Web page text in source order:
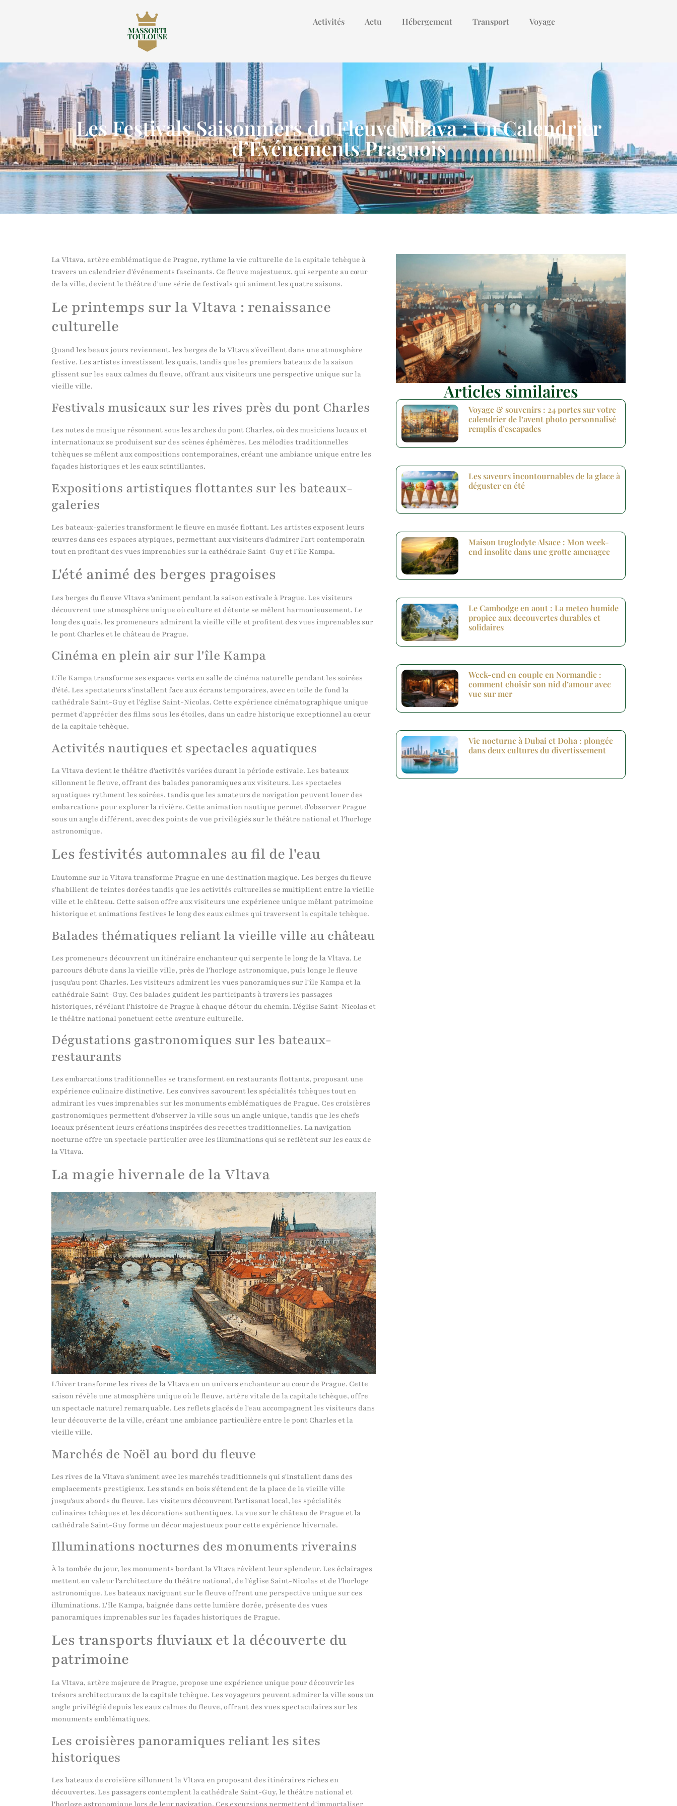
Activités Actu Hébergement Transport Voyage
Les Festivals Saisonniers du Fleuve Vltava : Un Calendrier
d’Événements Praguois
La Vltava, artère emblématique de Prague, rythme la vie culturelle de la capitale tchèque à
travers un calendrier d'événements fascinants. Ce fleuve majestueux, qui serpente au cœur
de la ville, devient le théâtre d'une série de festivals qui animent les quatre saisons.
Le printemps sur la Vltava : renaissance
culturelle
Quand les beaux jours reviennent, les berges de la Vltava s'éveillent dans une atmosphère
festive. Les artistes investissent les quais, tandis que les premiers bateaux de la saison
glissent sur les eaux calmes du fleuve, offrant aux visiteurs une perspective unique sur la
vieille ville.
Festivals musicaux sur les rives près du pont Charles
Les notes de musique résonnent sous les arches du pont Charles, où des musiciens locaux et
internationaux se produisent sur des scènes éphémères. Les mélodies traditionnelles
tchèques se mêlent aux compositions contemporaines, créant une ambiance unique entre les
façades historiques et les eaux scintillantes.
Expositions artistiques flottantes sur les bateaux-
galeries
Les bateaux-galeries transforment le fleuve en musée flottant. Les artistes exposent leurs
œuvres dans ces espaces atypiques, permettant aux visiteurs d'admirer l'art contemporain
tout en profitant des vues imprenables sur la cathédrale Saint-Guy et l'île Kampa.
L'été animé des berges pragoises
Les berges du fleuve Vltava s'animent pendant la saison estivale à Prague. Les visiteurs
découvrent une atmosphère unique où culture et détente se mêlent harmonieusement. Le
long des quais, les promeneurs admirent la vieille ville et profitent des vues imprenables sur
le pont Charles et le château de Prague.
Cinéma en plein air sur l'île Kampa
L'île Kampa transforme ses espaces verts en salle de cinéma naturelle pendant les soirées
d'été. Les spectateurs s'installent face aux écrans temporaires, avec en toile de fond la
cathédrale Saint-Guy et l'église Saint-Nicolas. Cette expérience cinématographique unique
permet d'apprécier des films sous les étoiles, dans un cadre historique exceptionnel au cœur
de la capitale tchèque.
Activités nautiques et spectacles aquatiques
La Vltava devient le théâtre d'activités variées durant la période estivale. Les bateaux
sillonnent le fleuve, offrant des balades panoramiques aux visiteurs. Les spectacles
aquatiques rythment les soirées, tandis que les amateurs de navigation peuvent louer des
embarcations pour explorer la rivière. Cette animation nautique permet d'observer Prague
sous un angle différent, avec des points de vue privilégiés sur le théâtre national et l'horloge
astronomique.
Les festivités automnales au fil de l'eau
L'automne sur la Vltava transforme Prague en une destination magique. Les berges du fleuve
s'habillent de teintes dorées tandis que les activités culturelles se multiplient entre la vieille
ville et le château. Cette saison offre aux visiteurs une expérience unique mêlant patrimoine
historique et animations festives le long des eaux calmes qui traversent la capitale tchèque.
Balades thématiques reliant la vieille ville au château
Les promeneurs découvrent un itinéraire enchanteur qui serpente le long de la Vltava. Le
parcours débute dans la vieille ville, près de l'horloge astronomique, puis longe le fleuve
jusqu'au pont Charles. Les visiteurs admirent les vues panoramiques sur l'île Kampa et la
cathédrale Saint-Guy. Ces balades guident les participants à travers les passages
historiques, révélant l'histoire de Prague à chaque détour du chemin. L'église Saint-Nicolas et
le théâtre national ponctuent cette aventure culturelle.
Dégustations gastronomiques sur les bateaux-
restaurants
Les embarcations traditionnelles se transforment en restaurants flottants, proposant une
expérience culinaire distinctive. Les convives savourent les spécialités tchèques tout en
admirant les vues imprenables sur les monuments emblématiques de Prague. Ces croisières
gastronomiques permettent d'observer la ville sous un angle unique, tandis que les chefs
locaux présentent leurs créations inspirées des recettes traditionnelles. La navigation
nocturne offre un spectacle particulier avec les illuminations qui se reflètent sur les eaux de
la Vltava.
La magie hivernale de la Vltava
L'hiver transforme les rives de la Vltava en un univers enchanteur au cœur de Prague. Cette
saison révèle une atmosphère unique où le fleuve, artère vitale de la capitale tchèque, offre
un spectacle naturel remarquable. Les reflets glacés de l'eau accompagnent les visiteurs dans
leur découverte de la ville, créant une ambiance particulière entre le pont Charles et la
vieille ville.
Marchés de Noël au bord du fleuve
Les rives de la Vltava s'animent avec les marchés traditionnels qui s'installent dans des
emplacements prestigieux. Les stands en bois s'étendent de la place de la vieille ville
jusqu'aux abords du fleuve. Les visiteurs découvrent l'artisanat local, les spécialités
culinaires tchèques et les décorations authentiques. La vue sur le château de Prague et la
cathédrale Saint-Guy forme un décor majestueux pour cette expérience hivernale.
Illuminations nocturnes des monuments riverains
À la tombée du jour, les monuments bordant la Vltava révèlent leur splendeur. Les éclairages
mettent en valeur l'architecture du théâtre national, de l'église Saint-Nicolas et de l'horloge
astronomique. Les bateaux naviguant sur le fleuve offrent une perspective unique sur ces
illuminations. L'île Kampa, baignée dans cette lumière dorée, présente des vues
panoramiques imprenables sur les façades historiques de Prague.
Les transports fluviaux et la découverte du
patrimoine
La Vltava, artère majeure de Prague, propose une expérience unique pour découvrir les
trésors architecturaux de la capitale tchèque. Les voyageurs peuvent admirer la ville sous un
angle privilégié depuis les eaux calmes du fleuve, offrant des vues spectaculaires sur les
monuments emblématiques.
Les croisières panoramiques reliant les sites
historiques
Les bateaux de croisière sillonnent la Vltava en proposant des itinéraires riches en
découvertes. Les passagers contemplent la cathédrale Saint-Guy, le théâtre national et
l'horloge astronomique lors de leur navigation. Ces excursions permettent d'immortaliser
Articles similaires
Voyage & souvenirs : 24 portes sur votre
calendrier de l’avent photo personnalisé
remplis d’escapades
Les saveurs incontournables de la glace à
déguster en été
Maison troglodyte Alsace : Mon week-
end insolite dans une grotte amenagee
Le Cambodge en aout : La meteo humide
propice aux decouvertes durables et
solidaires
Week-end en couple en Normandie :
comment choisir son nid d’amour avec
vue sur mer
Vie nocturne à Dubai et Doha : plongée
dans deux cultures du divertissement